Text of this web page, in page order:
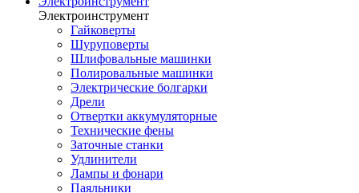
Электроинструмент
Гайковерты
Шуруповерты
Шлифовальные машинки
Полировальные машинки
Электрические болгарки
Дрели
Отвертки аккумуляторные
Технические фены
Заточные станки
Удлинители
Лампы и фонари
Паяльники